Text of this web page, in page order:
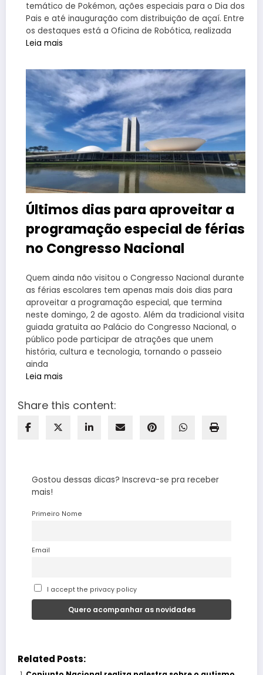
temático de Pokémon, ações especiais para o Dia dos
Pais e até inauguração com distribuição de açaí. Entre
os destaques está a Oficina de Robótica, realizada
Leia mais
Últimos dias para aproveitar a
programação especial de férias
no Congresso Nacional
Quem ainda não visitou o Congresso Nacional durante
as férias escolares tem apenas mais dois dias para
aproveitar a programação especial, que termina
neste domingo, 2 de agosto. Além da tradicional visita
guiada gratuita ao Palácio do Congresso Nacional, o
público pode participar de atrações que unem
história, cultura e tecnologia, tornando o passeio
ainda
Leia mais
Share this content:
Gostou dessas dicas? Inscreva-se pra receber
mais!
Primeiro Nome
Email
I accept the privacy policy
Related Posts: